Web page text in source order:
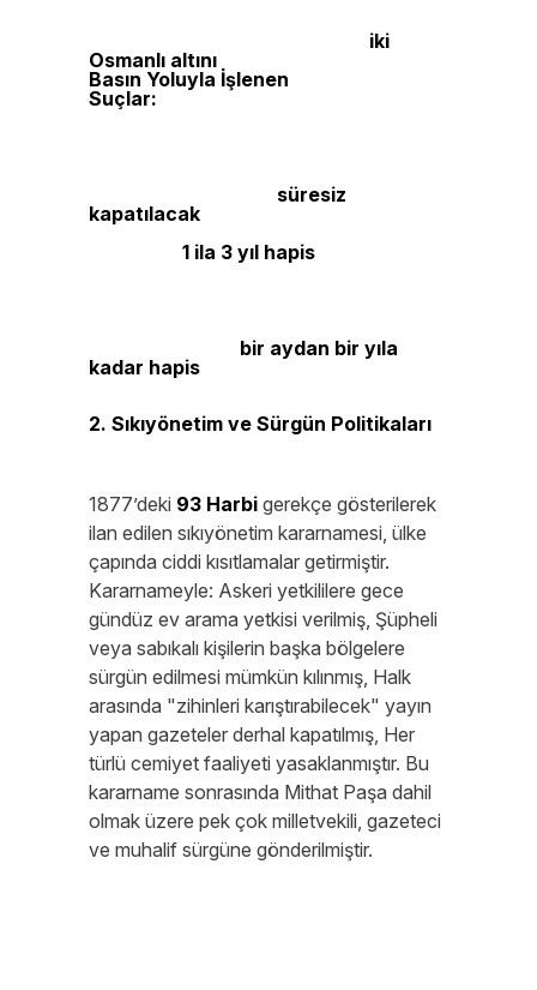
iki
Osmanlı altını
Basın Yoluyla İşlenen
Suçlar: Gazetelerde hükümet yetkililerine
süresiz
kapatılacak
1 ila 3 yıl hapis
bir aydan bir yıla
kadar hapis
2. Sıkıyönetim ve Sürgün Politikaları
1877’deki 93 Harbi gerekçe gösterilerek
ilan edilen sıkıyönetim kararnamesi, ülke
çapında ciddi kısıtlamalar getirmiştir.
Kararnameyle: Askeri yetkililere gece
gündüz ev arama yetkisi verilmiş, Şüpheli
veya sabıkalı kişilerin başka bölgelere
sürgün edilmesi mümkün kılınmış, Halk
arasında "zihinleri karıştırabilecek" yayın
yapan gazeteler derhal kapatılmış, Her
türlü cemiyet faaliyeti yasaklanmıştır. Bu
kararname sonrasında Mithat Paşa dahil
olmak üzere pek çok milletvekili, gazeteci
ve muhalif sürgüne gönderilmiştir.